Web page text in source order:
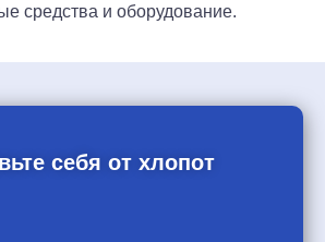
средства и оборудование.
себя от хлопот